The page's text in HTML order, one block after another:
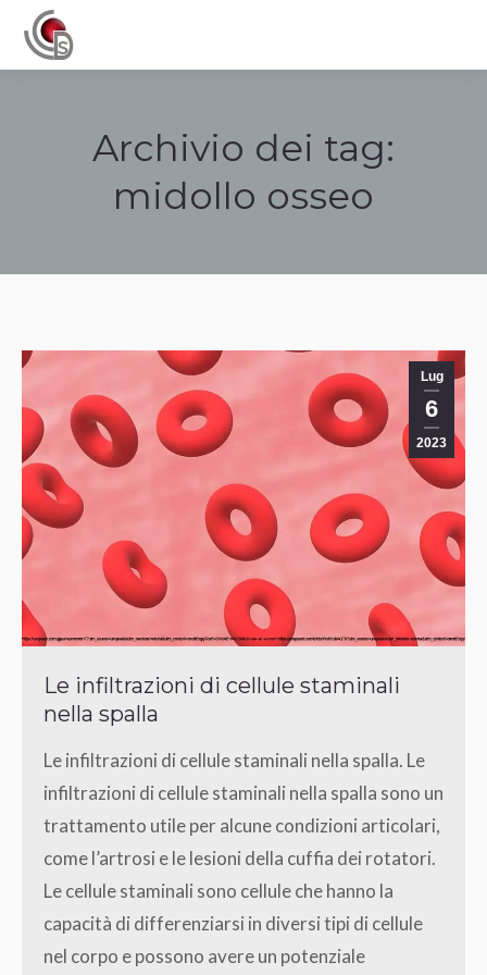
Archivio dei tag:
midollo osseo
Lug
6
2023
Le infiltrazioni di cellule staminali
nella spalla
Le infiltrazioni di cellule staminali nella spalla. Le
infiltrazioni di cellule staminali nella spalla sono un
trattamento utile per alcune condizioni articolari,
come l’artrosi e le lesioni della cuffia dei rotatori.
Le cellule staminali sono cellule che hanno la
capacità di differenziarsi in diversi tipi di cellule
nel corpo e possono avere un potenziale